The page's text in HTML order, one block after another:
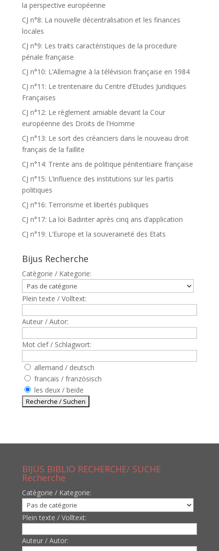
la perspective européenne
CJ n°8: La nouvelle décentralisation et les finances
locales
CJ n°9: Les traits caractéristiques de la procedure
pénale française
CJ n°10: L’Allemagne à la télévision française en 1984
CJ n°11: Le trentenaire du Centre d’Etudes Juridiques
Françaises
CJ n°12: Le règlement amiable devant la Cour
européenne des Droits de l’Homme
CJ n°13: Le sort des créanciers dans le nouveau droit
français de la faillite
CJ n°14: Trente ans de politique pénitentiaire française
CJ n°15: L’influence des institutions sur les partis
politiques
CJ n°16: Terrorisme et libertés publiques
CJ n°17: La loi Badinter après cinq ans d’application
CJ n°19: L’Europe et la souveraineté des Etats
Bijus Recherche
Catègorie / Kategorie:
Plein texte / Volltext:
Auteur / Autor:
Mot clef / Schlagwort:
allemand / deutsch
francais / französisch
les deux / beide
BIJUS BIBLIO RECHERCHE/ SUCHE
Recherche
Catègorie / Kategorie:
Plein texte / Volltext:
Auteur / Autor: